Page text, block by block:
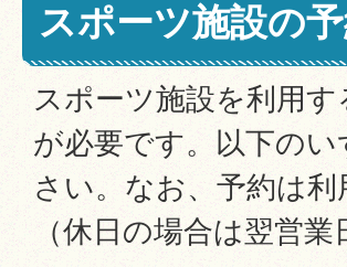
スポーツ施設の
スポーツ施設を利用
が必要です。以下の
さい。なお、予約は
（休日の場合は翌営